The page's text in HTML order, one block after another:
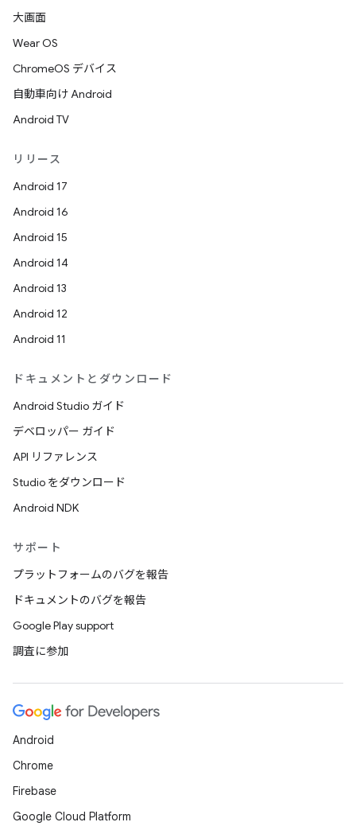
大画面
Wear OS
ChromeOS デバイス
自動車向け Android
Android TV
リリース
Android 17
Android 16
Android 15
Android 14
Android 13
Android 12
Android 11
ドキュメントとダウンロード
Android Studio ガイド
デベロッパー ガイド
API リファレンス
Studio をダウンロード
Android NDK
サポート
プラットフォームのバグを報告
ドキュメントのバグを報告
Google Play support
調査に参加
Android
Chrome
Firebase
Google Cloud Platform